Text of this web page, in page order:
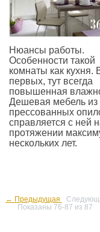
Нюансы работы.
Особенности такой
комнаты как кухня.
первых, тут всегда
повышенная
Дешевая мебель из
прессованных
справляется с ней
протяжении
нескольких лет.
← Предыдущая
Показаны 76-87 из 87